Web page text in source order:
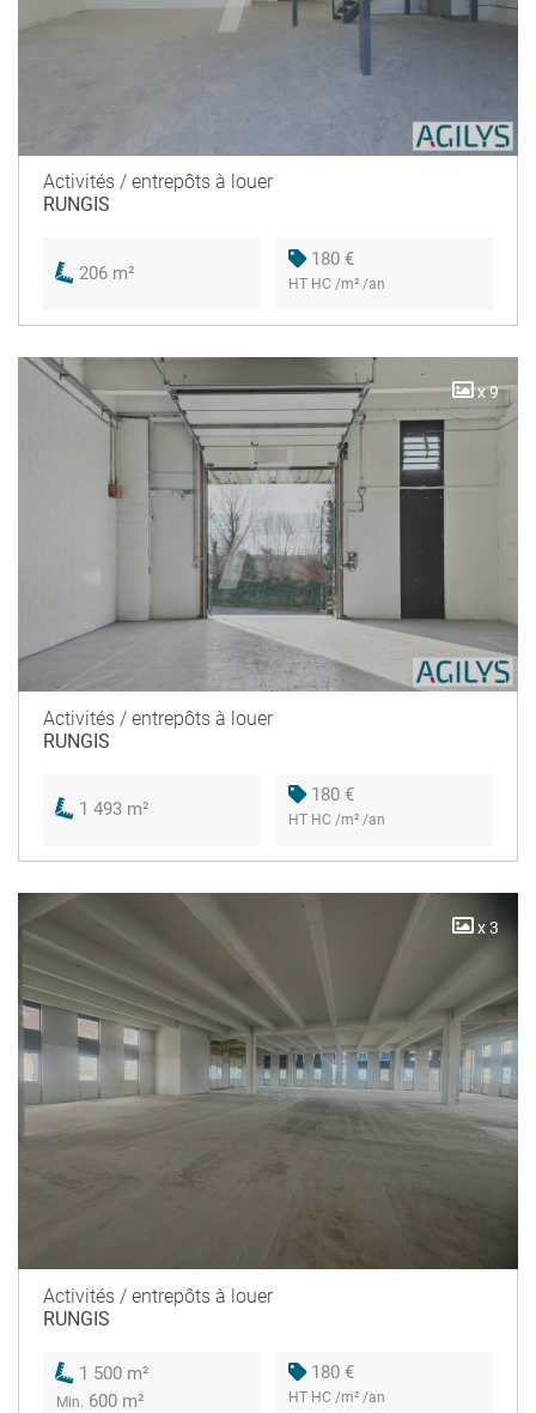
Activités / entrepôts à louer
RUNGIS
206 m²
180 €
HT HC /m² /an
x 9
Activités / entrepôts à louer
RUNGIS
1 493 m²
180 €
HT HC /m² /an
x 3
Activités / entrepôts à louer
RUNGIS
1 500 m²
Min. 600 m²
180 €
HT HC /m² /an